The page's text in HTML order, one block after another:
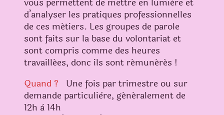
d’analyser les pratiques professionnelles
de ces métiers. Les groupes de parole
sont faits sur la base du volontariat et
sont compris comme des heures
travaillées, donc ils sont rémunérés !
Quand ?
Une fois par trimestre ou sur
demande particulière, généralement de
12h à 14h